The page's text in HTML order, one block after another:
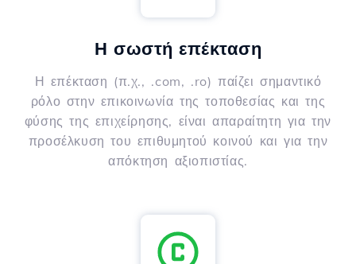
Η σωστή επέκταση
Η επέκταση (π.χ., .com, .ro) παίζει σημαντικό
ρόλο στην επικοινωνία της τοποθεσίας και της
φύσης της επιχείρησης, είναι απαραίτητη για την
προσέλκυση του επιθυμητού κοινού και για την
απόκτηση αξιοπιστίας.